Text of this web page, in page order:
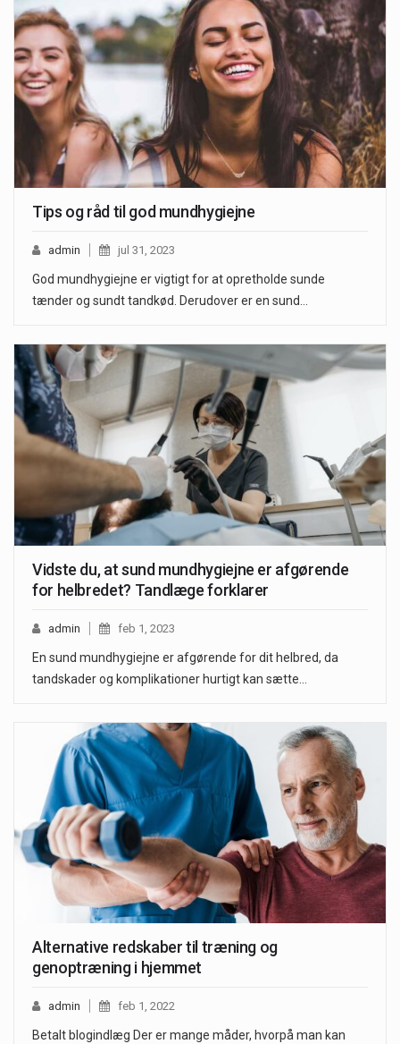
Tips og råd til god mundhygiejne
admin jul 31, 2023
God mundhygiejne er vigtigt for at opretholde sunde
tænder og sundt tandkød. Derudover er en sund…
Vidste du, at sund mundhygiejne er afgørende
for helbredet? Tandlæge forklarer
admin feb 1, 2023
En sund mundhygiejne er afgørende for dit helbred, da
tandskader og komplikationer hurtigt kan sætte…
Alternative redskaber til træning og
genoptræning i hjemmet
admin feb 1, 2022
Betalt blogindlæg Der er mange måder, hvorpå man kan